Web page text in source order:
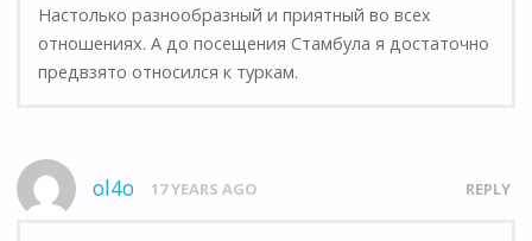
Настолько разнообразный и приятный во всех
отношениях. А до посещения Стамбула я достаточно
предвзято относился к туркам.
ol4o 17 YEARS AGO REPLY